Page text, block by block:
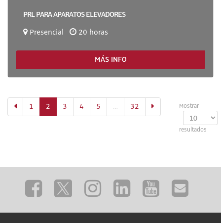
PRL PARA APARATOS ELEVADORES
Presencial 20 horas
MÁS INFO
Mostrar
resultados
1 2 (actual)
3 4 5 … 32